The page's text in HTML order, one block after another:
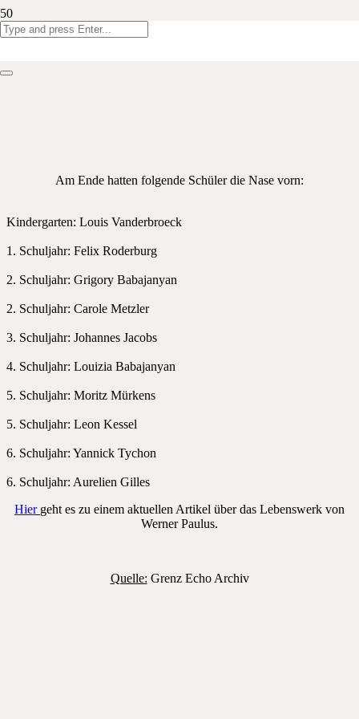
Die Eynattener Meisterschaft ist ausgespielt.
Am Ende hatten folgende Schüler die Nase vorn:
Kindergarten: Louis Vanderbroeck
1. Schuljahr: Felix Roderburg
2. Schuljahr: Grigory Babajanyan
2. Schuljahr: Carole Metzler
3. Schuljahr: Johannes Jacobs
4. Schuljahr: Louizia Babajanyan
5. Schuljahr: Moritz Mürkens
5. Schuljahr: Leon Kessel
6. Schuljahr: Yannick Tychon
6. Schuljahr: Aurelien Gilles
Hier geht es zu einem aktuellen Artikel über das Lebenswerk von
Werner Paulus.
Quelle: Grenz Echo Archiv